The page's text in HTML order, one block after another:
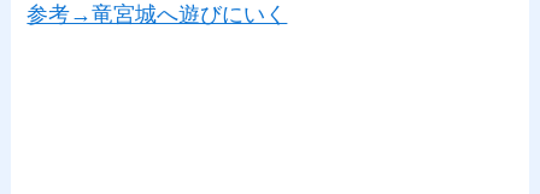
参考→竜宮城へ遊びにいく